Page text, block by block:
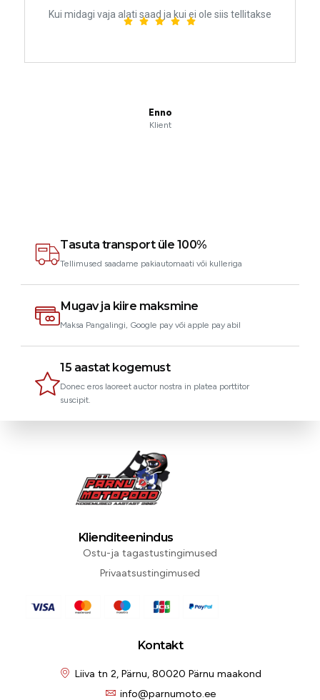
Enno
Klient
Kui midagi vaja alati saad ja kui ei ole siis tellitakse
Tasuta transport üle 100%
Tellimused saadame pakiautomaati või kulleriga
Mugav ja kiire maksmine
Maksa Pangalingi, Google pay või apple pay abil
15 aastat kogemust
Donec eros laoreet auctor nostra in platea porttitor
suscipit.
Klienditeenindus
Ostu-ja tagastustingimused
Privaatsustingimused
Kontakt
Liiva tn 2, Pärnu, 80020 Pärnu maakond
info@parnumoto.ee